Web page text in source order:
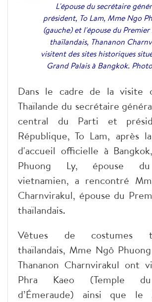
L'épouse du secrétaire
président, To Lam, Mme Ngo
(gauche) et l'épouse du
thaïlandais, Thananon
visitent des sites historiques
Grand Palais à Bangkok.
Dans le cadre de la visite
Thaïlande du secrétaire
central du Parti et
République, To Lam, après
d'accueil officielle à
Phuong Ly, épouse
vietnamien, a rencontré
Charnvirakul, épouse du
thaïlandais.
Vêtues de costumes
thaïlandais, Mme Ngô
Thananon Charnvirakul ont
Phra Kaeo (Temple du
d’Émeraude) ainsi que le